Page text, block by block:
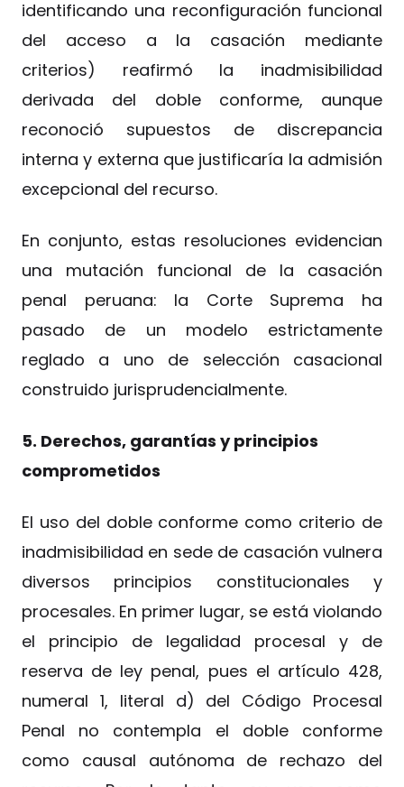
identificando una reconfiguración funcional
del acceso a la casación mediante
criterios) reafirmó la inadmisibilidad
derivada del doble conforme, aunque
reconoció supuestos de discrepancia
interna y externa que justificaría la admisión
excepcional del recurso.
En conjunto, estas resoluciones evidencian
una mutación funcional de la casación
penal peruana: la Corte Suprema ha
pasado de un modelo estrictamente
reglado a uno de selección casacional
construido jurisprudencialmente.
5. Derechos, garantías y principios
comprometidos
El uso del doble conforme como criterio de
inadmisibilidad en sede de casación vulnera
diversos principios constitucionales y
procesales. En primer lugar, se está violando
el principio de legalidad procesal y de
reserva de ley penal, pues el artículo 428,
numeral 1, literal d) del Código Procesal
Penal no contempla el doble conforme
como causal autónoma de rechazo del